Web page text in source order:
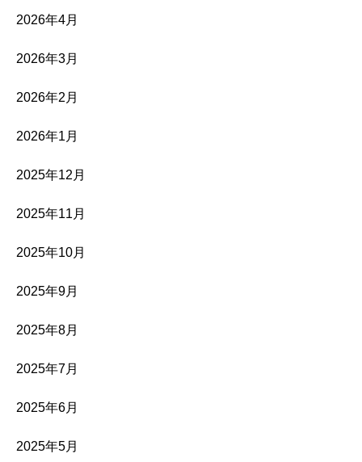
2026年4月
2026年3月
2026年2月
2026年1月
2025年12月
2025年11月
2025年10月
2025年9月
2025年8月
2025年7月
2025年6月
2025年5月